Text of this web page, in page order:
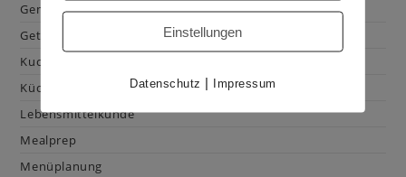
Gemüse
Getränke
Kuchen & Gebäck
Küchenhacks
Lebensmittelkunde
Mealprep
Menüplanung
Einstellungen
Datenschutz | Impressum